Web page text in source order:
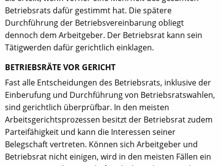
Betriebsrats dafür gestimmt hat. Die spätere
Durchführung der Betriebsvereinbarung obliegt
dennoch dem Arbeitgeber. Der Betriebsrat kann sein
Tätigwerden dafür gerichtlich einklagen.
BETRIEBSRÄTE VOR GERICHT
Fast alle Entscheidungen des Betriebsrats, inklusive der
Einberufung und Durchführung von Betriebsratswahlen,
sind gerichtlich überprüfbar. In den meisten
Arbeitsgerichtsprozessen besitzt der Betriebsrat zudem
Parteifähigkeit und kann die Interessen seiner
Belegschaft vertreten. Können sich Arbeitgeber und
Betriebsrat nicht einigen, wird in den meisten Fällen ein